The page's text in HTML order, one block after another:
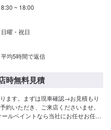
8:30 ~ 18:00
日曜・祝日
平均5時間で返信
時無料見積
ます。まずは現車確認→お見積もり
約いただき、ご来店くださいませ。
ルペイントなら当社にお任せお任せ